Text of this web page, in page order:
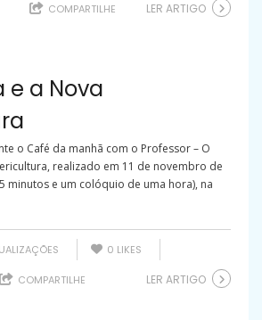
COMPARTILHE LER ARTIGO
e a Nova
o Café da manhã com o Professor – O
realizado em 11 de novembro de
minutos e um colóquio de uma hora), na
0 LIKES
COMPARTILHE LER ARTIGO